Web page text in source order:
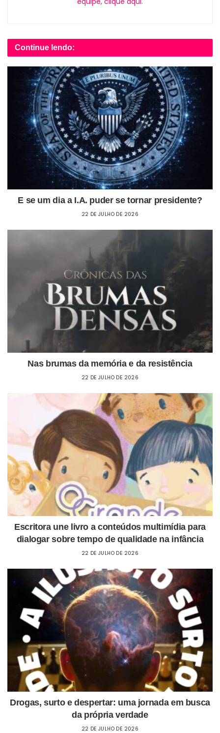
Continue lendo:
E se um dia a I.A. puder se tornar presidente?
22 DE JULHO DE 2026
Nas brumas da memória e da resistência
22 DE JULHO DE 2026
Escritora une livro a conteúdos multimídia para
dialogar sobre tempo de qualidade na infância
22 DE JULHO DE 2026
Drogas, surto e despertar: uma jornada em busca
da própria verdade
22 DE JULHO DE 2026